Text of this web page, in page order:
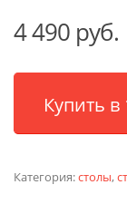
4 490 руб.
Купить в
Категория:столы,